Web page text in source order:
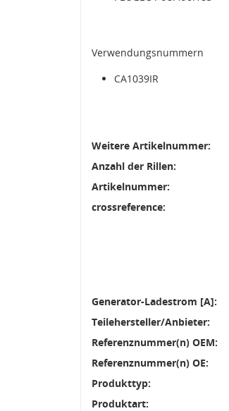
Verwendungsnummern
CA1039IR
Weitere Artikelnummer:
Anzahl der Rillen:
Artikelnummer:
crossreference:
Generator-Ladestrom [A]:
Teilehersteller/Anbieter:
Referenznummer(n) OEM:
Referenznummer(n) OE:
Produkttyp:
Produktart: